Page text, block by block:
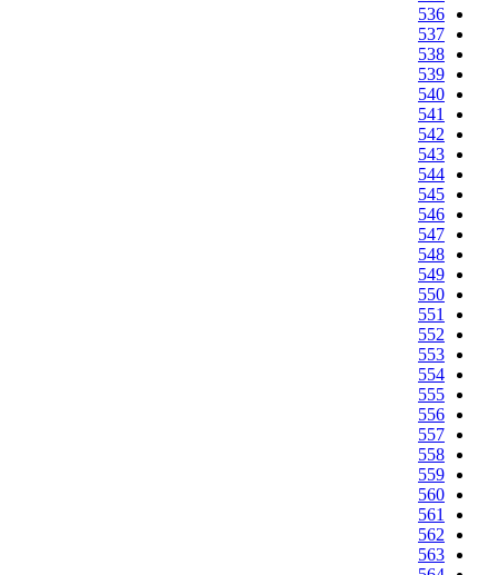
536
537
538
539
540
541
542
543
544
545
546
547
548
549
550
551
552
553
554
555
556
557
558
559
560
561
562
563